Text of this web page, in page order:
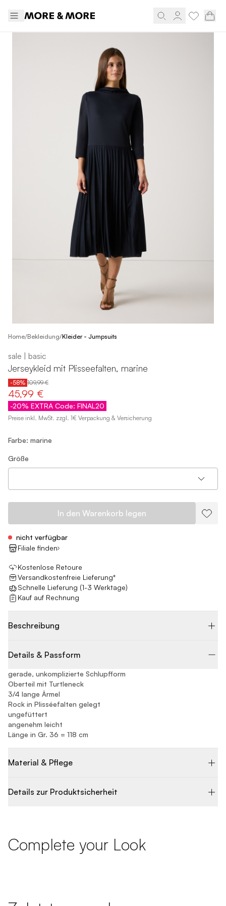
Home/Bekleidung/Kleider - Jumpsuits
sale | basic
Jerseykleid mit Plisseefalten, marine
-58% 109,99 €
45,99 €
-20% EXTRA Code: FINAL20
Preise inkl. MwSt. zzgl. 1€ Verpackung & Versicherung
Farbe: marine
Größe
In den Warenkorb legen
nicht verfügbar
Filiale finden
Kostenlose Retoure
Versandkostenfreie Lieferung*
Schnelle Lieferung (1-3 Werktage)
Kauf auf Rechnung
Beschreibung
Details & Passform
gerade, unkomplizierte Schlupfform
Oberteil mit Turtleneck
3/4 lange Ärmel
Rock in Plisséefalten gelegt
ungefüttert
angenehm leicht
Länge in Gr. 36 = 118 cm
Material & Pflege
Details zur Produktsicherheit
Complete your Look